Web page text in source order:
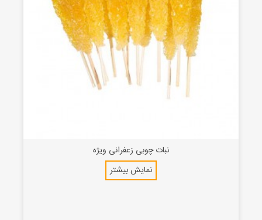
نبات چوبی زعفرانی ویژه
نمایش بیشتر